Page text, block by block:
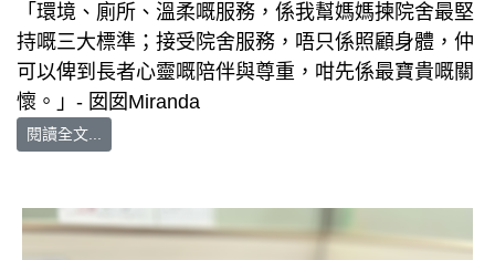
「環境、廁所、溫柔嘅服務，係我幫媽媽揀院舍最堅
持嘅三大標準；接受院舍服務，唔只係照顧身體，仲
可以俾到長者心靈嘅陪伴與尊重，咁先係最寶貴嘅關
懷。」- 囡囡Miranda
閱讀全文...